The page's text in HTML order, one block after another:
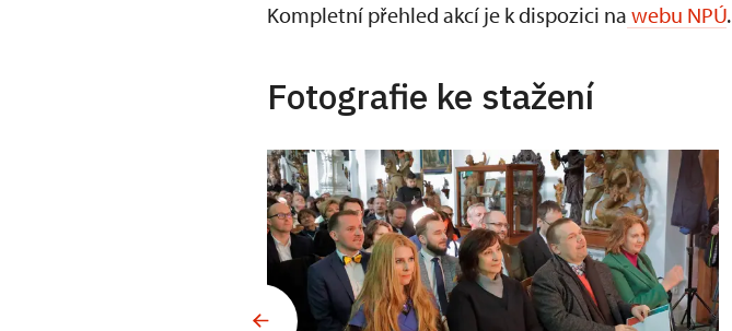
Kompletní přehled akcí je k dispozici na webu NPÚ.
Fotografie ke stažení